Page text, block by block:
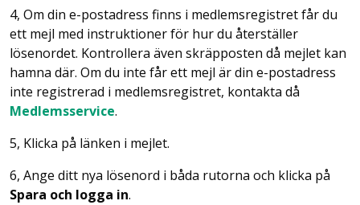
4, Om din e-postadress finns i medlemsregistret får du
ett mejl med instruktioner för hur du återställer
lösenordet. Kontrollera även skräpposten då mejlet kan
hamna där. Om du inte får ett mejl är din e-postadress
inte registrerad i medlemsregistret, kontakta då
Medlemsservice.
5, Klicka på länken i mejlet.
6, Ange ditt nya lösenord i båda rutorna och klicka på
Spara och logga in.